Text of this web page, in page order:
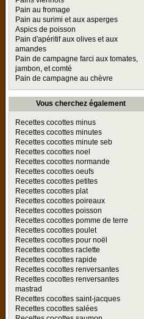
Pain au fromage
Pain au surimi et aux asperges
Aspics de poisson
Pain d'apéritif aux olives et aux
amandes
Pain de campagne farci aux tomates,
jambon, et comté
Pain de campagne au chèvre
Vous cherchez également
Recettes cocottes minus
Recettes cocottes minutes
Recettes cocottes minute seb
Recettes cocottes noel
Recettes cocottes normande
Recettes cocottes oeufs
Recettes cocottes petites
Recettes cocottes plat
Recettes cocottes poireaux
Recettes cocottes poisson
Recettes cocottes pomme de terre
Recettes cocottes poulet
Recettes cocottes pour noël
Recettes cocottes raclette
Recettes cocottes rapide
Recettes cocottes renversantes
Recettes cocottes renversantes
mastrad
Recettes cocottes saint-jacques
Recettes cocottes salées